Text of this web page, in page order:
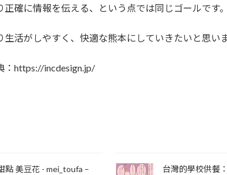
確に情報を伝える、という点では同じゴールです。
生活がしやすく、快適な熊本にしていきたいと思い
https://incdesign.jp/
點 美豆花 - mei_toufa – 台灣的學校供餐